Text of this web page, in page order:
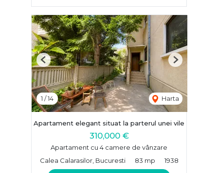
1 /14 Harta
Previous Next
Apartament elegant situat la parterul unei vile
310,000 €
Apartament cu 4 camere de vânzare
Calea Calarasilor, Bucuresti
83 mp 1938